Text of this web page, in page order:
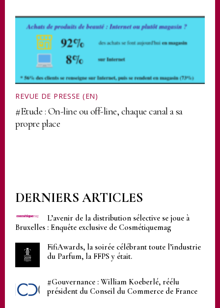
REVUE DE PRESSE (EN)
#Etude : On-line ou off-line, chaque canal a sa
propre place
DERNIERS ARTICLES
L’avenir de la distribution sélective se joue à
Bruxelles : Enquête exclusive de Cosmétiquemag
FifiAwards, la soirée célébrant toute l’industrie
du Parfum, la FFPS y était.
#Gouvernance : William Koeberlé, réélu
président du Conseil du Commerce de France